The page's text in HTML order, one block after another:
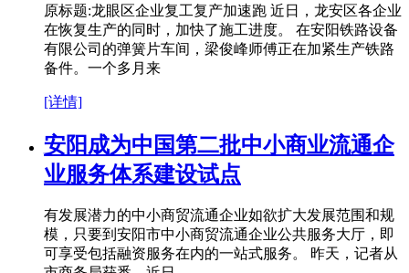
原标题:龙眼区企业复工复产加速跑 近日，龙安区各企业
在恢复生产的同时，加快了施工进度。 在安阳铁路设备
有限公司的弹簧片车间，梁俊峰师傅正在加紧生产铁路
备件。一个多月来
[详情]
安阳成为中国第二批中小商业流通企
业服务体系建设试点
有发展潜力的中小商贸流通企业如欲扩大发展范围和规
模，只要到安阳市中小商贸流通企业公共服务大厅，即
可享受包括融资服务在内的一站式服务。 昨天，记者从